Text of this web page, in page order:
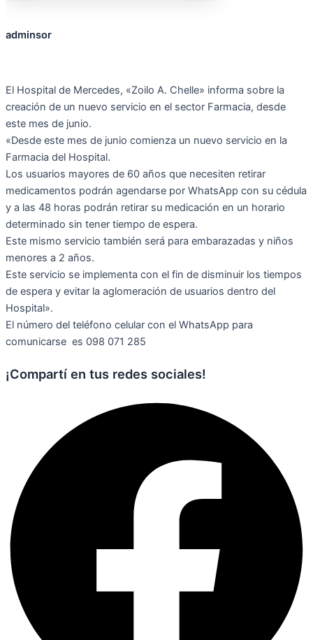
adminsor
El Hospital de Mercedes, «Zoilo A. Chelle» informa sobre la
creación de un nuevo servicio en el sector Farmacia, desde
este mes de junio.
«Desde este mes de junio comienza un nuevo servicio en la
Farmacia del Hospital.
Los usuarios mayores de 60 años que necesiten retirar
medicamentos podrán agendarse por WhatsApp con su cédula
y a las 48 horas podrán retirar su medicación en un horario
determinado sin tener tiempo de espera.
Este mismo servicio también será para embarazadas y niños
menores a 2 años.
Este servicio se implementa con el fin de disminuir los tiempos
de espera y evitar la aglomeración de usuarios dentro del
Hospital».
El número del teléfono celular con el WhatsApp para
comunicarse es 098 071 285
¡Compartí en tus redes sociales!